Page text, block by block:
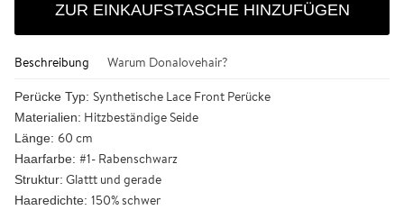
ZUR EINKAUFSTASCHE HINZUFÜGEN
Beschreibung Warum Donalovehair?
Perücke Typ: Synthetische Lace Front Perücke
Materialien: Hitzbeständige Seide
Länge: 60 cm
Haarfarbe: #1- Rabenschwarz
Struktur: Glattt und gerade
Haaredichte: 150% schwer